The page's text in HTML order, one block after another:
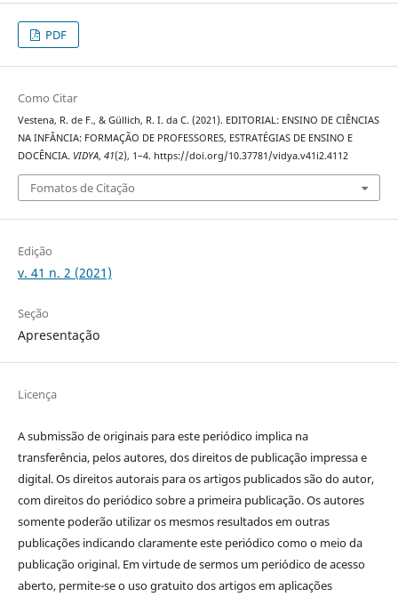
PDF
Como Citar
Vestena, R. de F., & Güllich, R. I. da C. (2021). EDITORIAL: ENSINO DE CIÊNCIAS
NA INFÂNCIA: FORMAÇÃO DE PROFESSORES, ESTRATÉGIAS DE ENSINO E
DOCÊNCIA. VIDYA, 41(2), 1–4. https://doi.org/10.37781/vidya.v41i2.4112
Fomatos de Citação
Edição
v. 41 n. 2 (2021)
Seção
Apresentação
Licença
A submissão de originais para este periódico implica na
transferência, pelos autores, dos direitos de publicação impressa e
digital. Os direitos autorais para os artigos publicados são do autor,
com direitos do periódico sobre a primeira publicação. Os autores
somente poderão utilizar os mesmos resultados em outras
publicações indicando claramente este periódico como o meio da
publicação original. Em virtude de sermos um periódico de acesso
aberto, permite-se o uso gratuito dos artigos em aplicações